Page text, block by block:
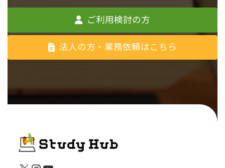
ご利用検討の方
法人の方・業務依頼はこちら